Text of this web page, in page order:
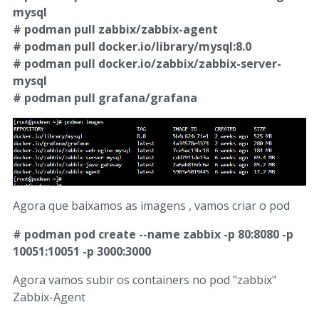
mysql
# podman pull zabbix/zabbix-agent
# podman pull docker.io/library/mysql:8.0
# podman pull docker.io/zabbix/zabbix-server-
mysql
# podman pull grafana/grafana
Agora que baixamos as imagens , vamos criar o pod
# podman pod create --name zabbix -p 80:8080 -p
10051:10051 -p 3000:3000
Agora vamos subir os containers no pod "zabbix"
Zabbix-Agent